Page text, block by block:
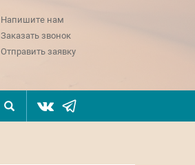
Напишите нам
Заказать звонок
Отправить заявку